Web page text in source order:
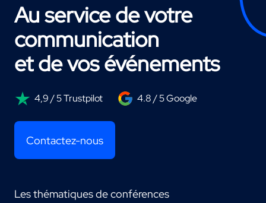
Au service de votre
communication
et de vos événements
4,9 / 5 Trustpilot 4.8 / 5 Google
Contactez-nous
Les thématiques de conférences